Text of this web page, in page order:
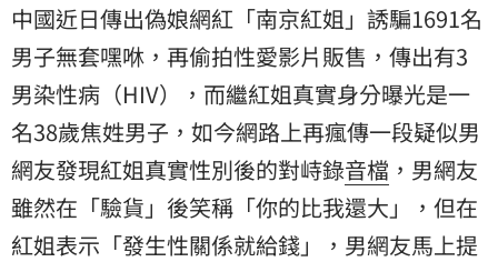
中國近日傳出偽娘網紅「南京紅姐」誘騙1691名
男子無套嘿咻，再偷拍性愛影片販售，傳出有3
男染性病（HIV），而繼紅姐真實身分曝光是一
名38歲焦姓男子，如今網路上再瘋傳一段疑似男
網友發現紅姐真實性別後的對峙錄音檔 ，男網友
雖然在「驗貨」後笑稱「你的比我還大」，但在
紅姐表示「發生性關係就給錢」，男網友馬上提